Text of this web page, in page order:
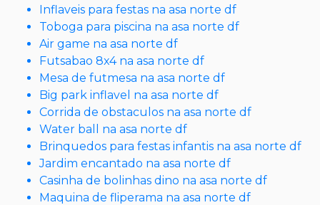
Inflaveis para festas na asa norte df
Toboga para piscina na asa norte df
Air game na asa norte df
Futsabao 8x4 na asa norte df
Mesa de futmesa na asa norte df
Big park inflavel na asa norte df
Corrida de obstaculos na asa norte df
Water ball na asa norte df
Brinquedos para festas infantis na asa norte df
Jardim encantado na asa norte df
Casinha de bolinhas dino na asa norte df
Maquina de fliperama na asa norte df